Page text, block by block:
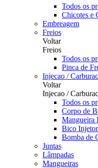
Todos os
Chicotes e
Embreagem
Freios
Voltar
Freios
Todos os
Pinca de
Injecao /
Voltar
Injecao /
Todos os
Corpo de
Mangueira
Bico
Bomba de
Juntas
Lâmpadas
Mangueiras